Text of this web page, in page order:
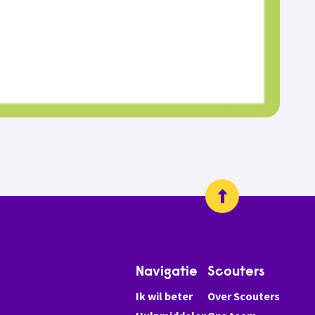
Navigatie
Ik wil beter
Scouters
Over Scouters